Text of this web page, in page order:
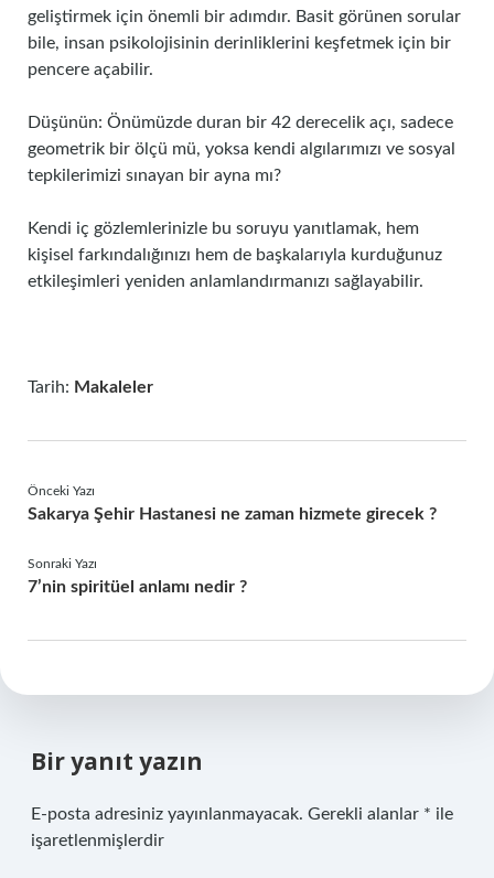
geliştirmek için önemli bir adımdır. Basit görünen sorular
bile, insan psikolojisinin derinliklerini keşfetmek için bir
pencere açabilir.
Düşünün: Önümüzde duran bir 42 derecelik açı, sadece
geometrik bir ölçü mü, yoksa kendi algılarımızı ve sosyal
tepkilerimizi sınayan bir ayna mı?
Kendi iç gözlemlerinizle bu soruyu yanıtlamak, hem
kişisel farkındalığınızı hem de başkalarıyla kurduğunuz
etkileşimleri yeniden anlamlandırmanızı sağlayabilir.
Tarih: Makaleler
Önceki Yazı
Sakarya Şehir Hastanesi ne zaman hizmete girecek ?
Sonraki Yazı
7’nin spiritüel anlamı nedir ?
Bir yanıt yazın
E-posta adresiniz yayınlanmayacak. Gerekli alanlar * ile
işaretlenmişlerdir